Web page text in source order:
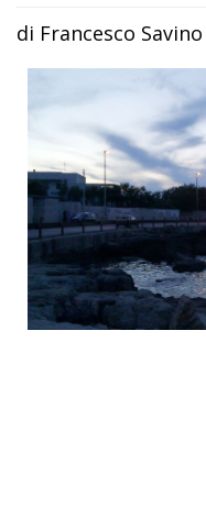
di Francesco Savino